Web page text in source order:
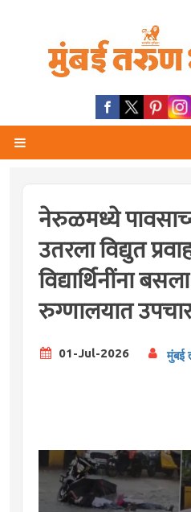
नेरुळमध्ये
उतरला विद्युत
विद्यार्थिनींना
रुग्णालयात
01-Jul-2026 मुंबई